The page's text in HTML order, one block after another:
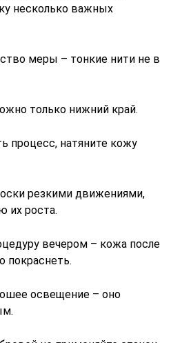
несколько важных
меры – тонкие нити не в
только нижний край.
процесс, натяните кожу
резкими движениями,
их роста.
вечером – кожа после
покраснеть.
освещение – оно